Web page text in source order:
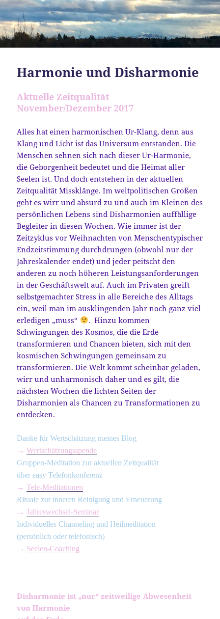
Harmonie und Disharmonie
Aktuelle Zeitqualität
November/Dezember 2017
Alles hat einen harmonischen Ur-Klang, denn aus
Klang und Licht ist das Universum entstanden. Die
Menschen sehnen sich nach dieser Ur-Harmonie,
die Geborgenheit bedeutet und die Heimat aller
Seelen ist. Und doch entstehen in der aktuellen
Zeitqualität Missklänge. Im weltpolitischen Großen
geht es wirr und absurd zu und auch im Kleinen des
persönlichen Lebens sind Disharmonien auffällige
Begleiter in diesen Wochen. Wie immer ist der
Zeitzyklus vor Weihnachten von Menschentypischer
Endzeitstimmung durchdrungen (obwohl nur der
Jahreskalender endet) und jeder peitscht den
anderen zu noch höheren Leistungsanforderungen
in der Geschäftswelt auf. Auch im Privaten greift
selbstgemachter Stress in alle Bereiche des Alltags
ein, weil man im ausklingenden Jahr noch ganz viel
erledigen „muss“
. Hinzu kommen
Schwingungen des Kosmos, die die Erde
transformieren und Chancen bieten, sich mit den
kosmischen Schwingungen gemeinsam zu
transformieren. Die Welt kommt scheinbar geladen,
wirr und unharmonisch daher und es gilt, die
nächsten Wochen die lichten Seiten der
Disharmonien als Chancen zu Transformationen zu
entdecken.
Danke für Wertschätzung meines Blog
→ Wertschätzungsspende
Gruppen-Meditation zur aktuellen Zeitqualität
über easy Telefonkonferenz
→Tele-Meditationen
Rituale zur inneren Reinigung und Erneuerung
→Jahreswechsel-Seminar
Individuelles Channeling und Heilmeditation
(persönlich oder telefonisch)
→ Seelen-Coaching
Disharmonie ist „nur“ zeitweilige Abwesenheit
von Harmonie